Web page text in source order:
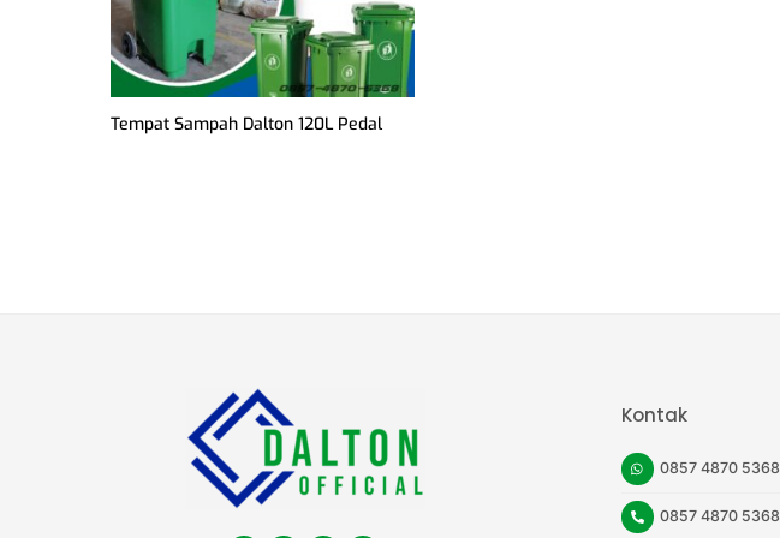
Tempat Sampah Dalton 120L Pedal
Kontak
0857 4870 5368
0857 4870 5368